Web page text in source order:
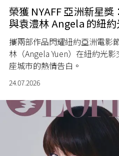
榮獲 NYAFF 亞洲新星
與袁澧林 Angela 的紐
攜兩部作品閃耀紐約亞洲電影
林（Angela Yuen）在紐約光
座城市的熱情告白。
24.07.2026